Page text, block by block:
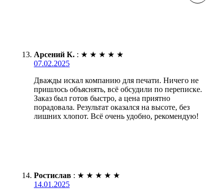
Арсений К. : ★ ★ ★ ★ ★
07.02.2025
Дважды искал компанию для печати. Ничего не
пришлось объяснять, всё обсудили по переписке.
Заказ был готов быстро, а цена приятно
порадовала. Результат оказался на высоте, без
лишних хлопот. Всё очень удобно, рекомендую!
Ростислав : ★ ★ ★ ★ ★
14.01.2025